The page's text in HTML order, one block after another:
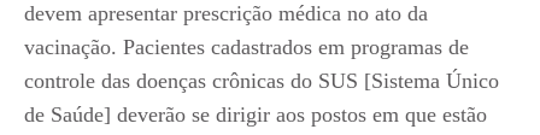
devem apresentar prescrição médica no ato da
vacinação. Pacientes cadastrados em programas de
controle das doenças crônicas do SUS [Sistema Único
de Saúde] deverão se dirigir aos postos em que estão